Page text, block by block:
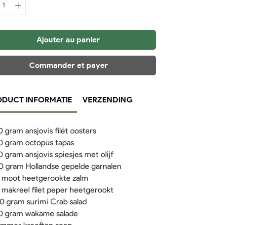
Ajouter au panier
Commander et payer
INFORMATIE VERZENDING
gram ansjovis filét oosters
gram octopus tapas
gram ansjovis spiesjes met olijf
gram Hollandse gepelde garnalen
moot heetgerookte zalm
makreel filet peper heetgerookt
gram surimi Crab salad
gram wakame salade